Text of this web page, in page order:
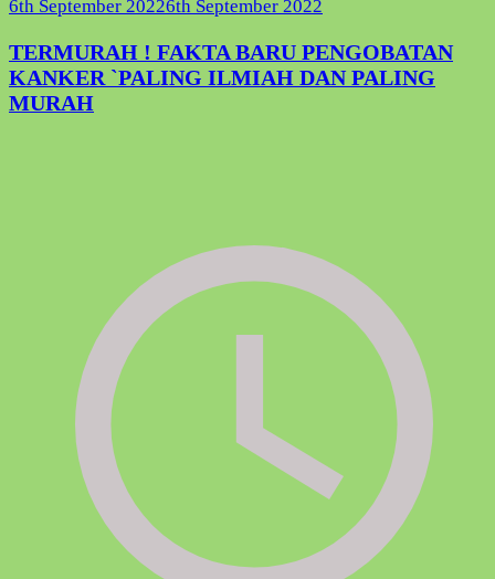
6th September 20226th September 2022
TERMURAH ! FAKTA BARU PENGOBATAN
KANKER `PALING ILMIAH DAN PALING
MURAH